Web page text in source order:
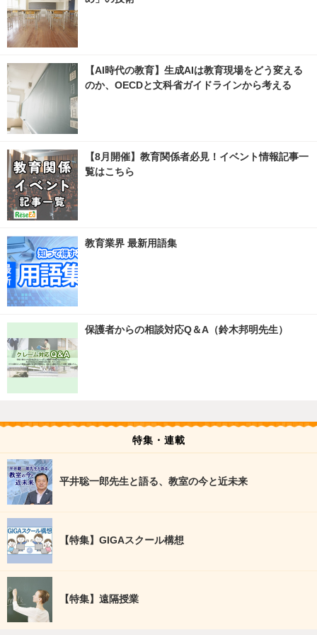
【AI時代の教育】生成AIは教育現場をどう変える
のか、OECDと文科省ガイドラインから考える
【8月開催】教育関係者必見！イベント情報記事一
覧はこちら
教育業界 最新用語集
保護者からの相談対応Q＆A（鈴木邦明先生）
特集・連載
平井聡一郎先生と語る、教室の今と近未来
【特集】GIGAスクール構想
【特集】遠隔授業